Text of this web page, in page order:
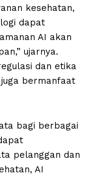
kesehatan,
dapat
AI akan
ujarnya.
dan etika
bermanfaat
bagi berbagai
pelanggan dan
AI